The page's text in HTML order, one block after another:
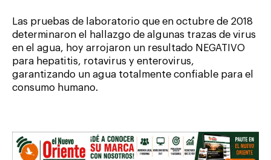
Las pruebas de laboratorio que en octubre de 2018
determinaron el hallazgo de algunas trazas de virus
en el agua, hoy arrojaron un resultado NEGATIVO
para hepatitis, rotavirus y enterovirus,
garantizando un agua totalmente confiable para el
consumo humano.